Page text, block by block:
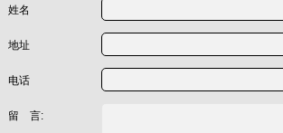
姓名
地址
电话
留 言: